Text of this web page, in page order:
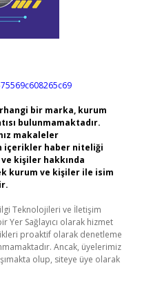
bir marka, kurum
bulunmamaktadır.
makaleler
içerikler haber niteliği
kişiler hakkında
kurum ve kişiler ile isim
Teknolojileri ve İletişim
Yer Sağlayıcı olarak hizmet
proaktif olarak denetleme
Ancak, üyelerimiz
olup, siteye üye olarak